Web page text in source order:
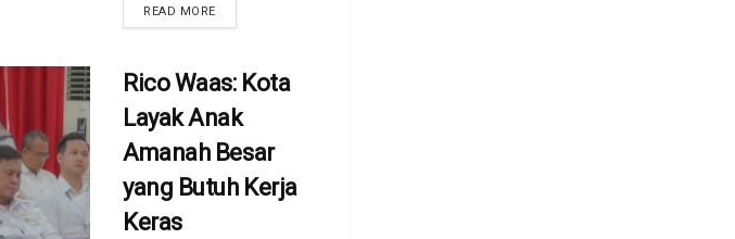
READ MORE
Rico Waas: Kota
Layak Anak
Amanah Besar
yang Butuh Kerja
Keras